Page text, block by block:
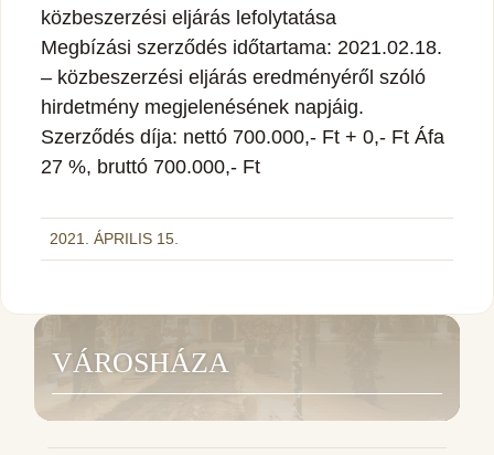
közbeszerzési eljárás lefolytatása
Megbízási szerződés időtartama: 2021.02.18.
– közbeszerzési eljárás eredményéről szóló
hirdetmény megjelenésének napjáig.
Szerződés díja: nettó 700.000,- Ft + 0,- Ft Áfa
27 %, bruttó 700.000,- Ft
2021. ÁPRILIS 15.
VÁROSHÁZA